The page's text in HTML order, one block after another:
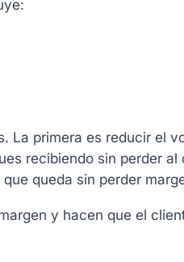
La primera es reducir el
recibiendo sin perder
queda sin perder
y hacen que el